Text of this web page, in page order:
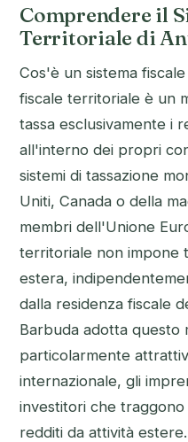
Comprendere il
Territoriale di
Cos'è un sistema
fiscale territoriale è un
tassa esclusivamente i
all'interno dei propri
sistemi di tassazione
Uniti, Canada o della
membri dell'Unione
territoriale non impone
estera,
dalla residenza fiscale
Barbuda adotta questo
particolarmente
internazionale, gli
investitori che
redditi da attività estere.